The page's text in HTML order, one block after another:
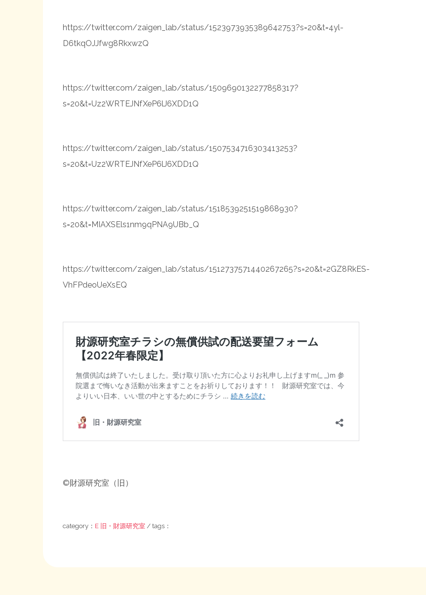
https://twitter.com/zaigen_lab/status/1523973935389642753?s=20&t=4yl-
D6tkqOJJfwg8RkxwzQ
https://twitter.com/zaigen_lab/status/1509690132277858317?
s=20&t=Uz2WRTEJNfXeP6lJ6XDD1Q
https://twitter.com/zaigen_lab/status/1507534716303413253?
s=20&t=Uz2WRTEJNfXeP6lJ6XDD1Q
https://twitter.com/zaigen_lab/status/1518539251519868930?
s=20&t=MIAXSEls1nm9qPNA9UBb_Q
https://twitter.com/zaigen_lab/status/1512737571440267265?s=20&t=2GZ8RkES-
VhFPdeoUeXsEQ
©財源研究室（旧）
category： E 旧・財源研究室 / tags：